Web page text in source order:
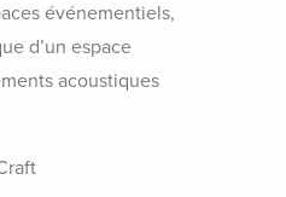
événementiels,
d’un espace
acoustiques